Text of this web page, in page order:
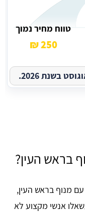
טווח מחיר נמוך
250 ₪
בשנת 2026.
בראש העין?
מנוף בראש העין,
אנשי מקצוע לא